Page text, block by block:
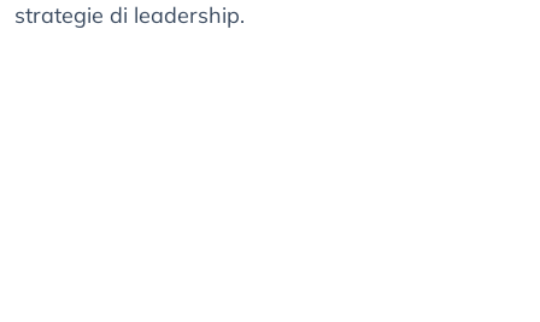
strategie di leadership.